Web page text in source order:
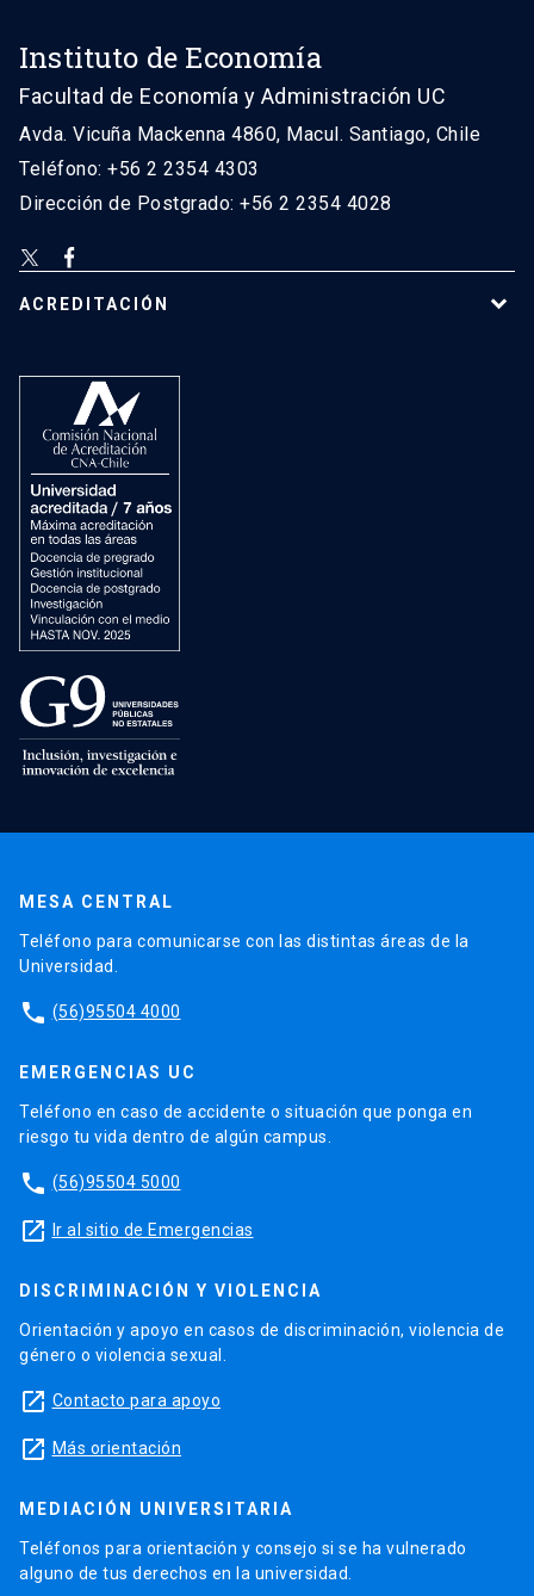
Instituto de Economía
Facultad de Economía y Administración UC
Avda. Vicuña Mackenna 4860, Macul. Santiago, Chile
Teléfono: +56 2 2354 4303
Dirección de Postgrado: +56 2 2354 4028
ACREDITACIÓN
MESA CENTRAL
Teléfono para comunicarse con las distintas áreas de la
Universidad.
phone (56)95504 4000
EMERGENCIAS UC
Teléfono en caso de accidente o situación que ponga en
riesgo tu vida dentro de algún campus.
phone (56)95504 5000
launch Ir al sitio de Emergencias
DISCRIMINACIÓN Y VIOLENCIA
Orientación y apoyo en casos de discriminación, violencia de
género o violencia sexual.
launch Contacto para apoyo
launch Más orientación
MEDIACIÓN UNIVERSITARIA
Teléfonos para orientación y consejo si se ha vulnerado
alguno de tus derechos en la universidad.